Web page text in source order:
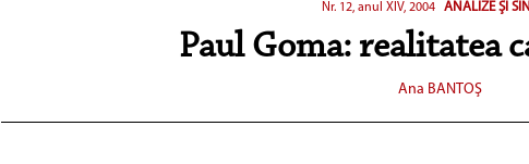
Nr. 12, anul XIV, 2004 ANALIZE ŞI
Paul Goma: realitatea
Ana BANTOŞ